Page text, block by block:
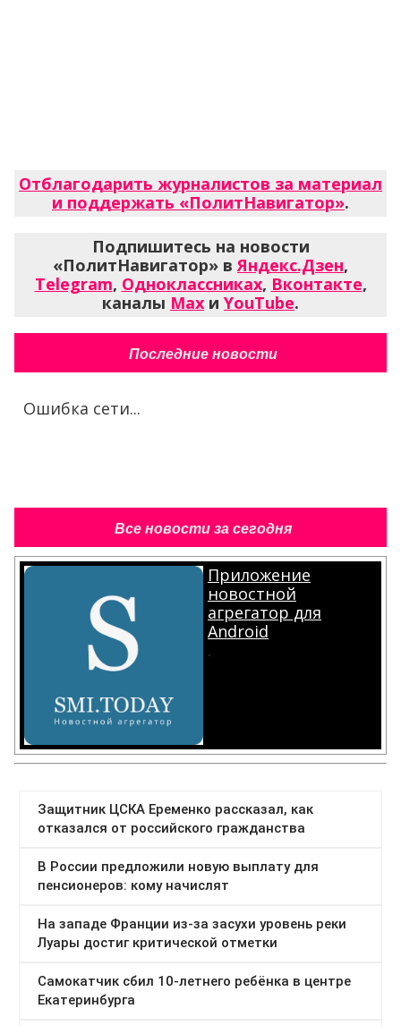
Отблагодарить журналистов за материал
и поддержать «ПолитНавигатор».
Подпишитесь на новости
«ПолитНавигатор» в Яндекс.Дзен,
Telegram, Одноклассниках, Вконтакте,
каналы Max и YouTube.
Последние новости
Ошибка сети...
Все новости за сегодня
Приложение
новостной
агрегатор для
Android
.